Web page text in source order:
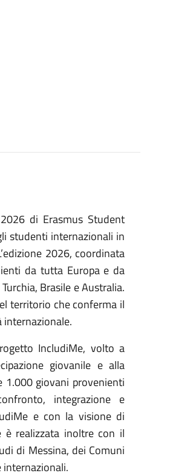
di Erasmus Student
studenti internazionali in
2026, coordinata
da tutta Europa e da
Brasile e Australia.
territorio che conferma il
internazionale.
IncludiMe, volto a
giovanile e alla
1.000 giovani provenienti
integrazione e
e con la visione di
è realizzata inoltre con il
di Messina, dei Comuni
internazionali.